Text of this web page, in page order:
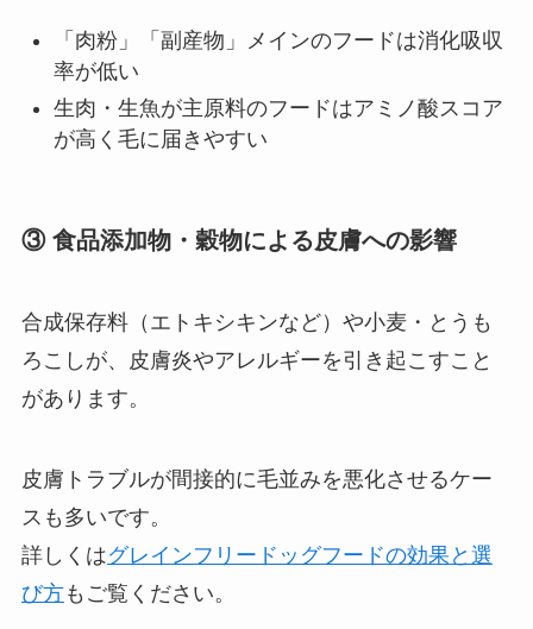
「肉粉」「副産物」メインのフードは消化吸収
率が低い
生肉・生魚が主原料のフードはアミノ酸スコア
が高く毛に届きやすい
③ 食品添加物・穀物による皮膚への影響
合成保存料（エトキシキンなど）や小麦・とうも
ろこしが、皮膚炎やアレルギーを引き起こすこと
があります。
皮膚トラブルが間接的に毛並みを悪化させるケー
スも多いです。
詳しくはグレインフリードッグフードの効果と選
び方もご覧ください。